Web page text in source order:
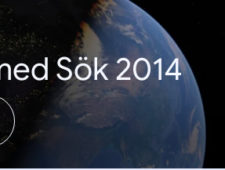
Sök 2014